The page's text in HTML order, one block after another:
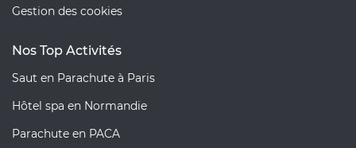
Gestion des cookies
Nos Top Activités
Saut en Parachute à Paris
Hôtel spa en Normandie
Parachute en PACA